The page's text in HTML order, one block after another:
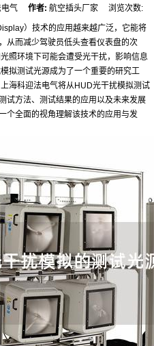
电气作者: 航空插头厂家 浏览次数:
）技术的应用越来越广泛，它能将
从而减少驾驶员低头查看仪表盘的次
照环境下可能会遭受光干扰，影响信息
拟测试光源成为了一个重要的研究工
海科迎法电气将从HUD光干扰模拟测试
试方法、测试结果的应用以及未来发展
个全面的视角理解该技术的应用与发